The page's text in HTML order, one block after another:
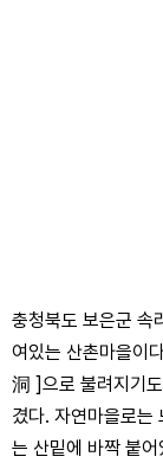
충청북도 보은군 속
여있는 산촌마을이
洞 ]으로 불려지기
겼다. 자연마을로는
는 산밑에 바짝 붙